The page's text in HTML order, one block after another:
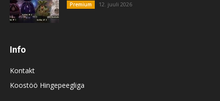
Premium 12. juuli 2026
Info
Kontakt
Koostöö Hingepeegliga